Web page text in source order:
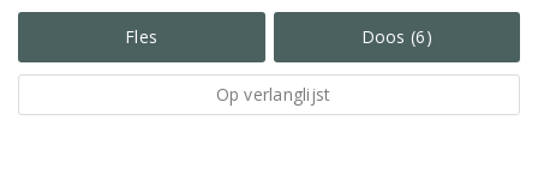
Fles Doos (6)
Op verlanglijst